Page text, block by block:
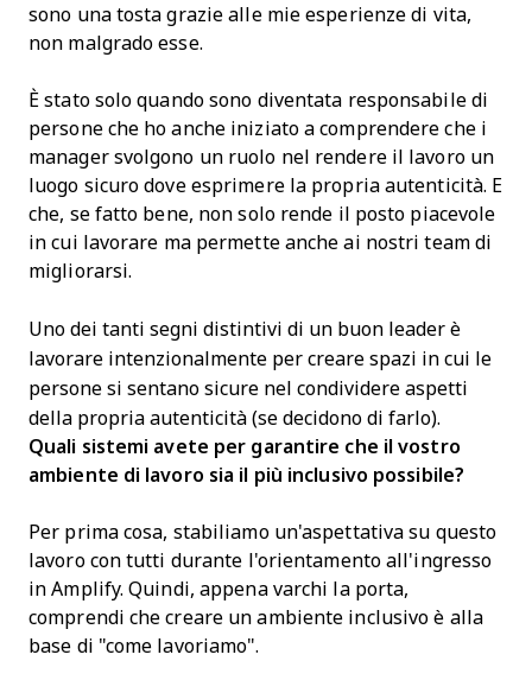
sono una tosta grazie alle mie esperienze di vita,
non malgrado esse.
È stato solo quando sono diventata responsabile di
persone che ho anche iniziato a comprendere che i
manager svolgono un ruolo nel rendere il lavoro un
luogo sicuro dove esprimere la propria autenticità. E
che, se fatto bene, non solo rende il posto piacevole
in cui lavorare ma permette anche ai nostri team di
migliorarsi.
Uno dei tanti segni distintivi di un buon leader è
lavorare intenzionalmente per creare spazi in cui le
persone si sentano sicure nel condividere aspetti
della propria autenticità (se decidono di farlo).
Quali sistemi avete per garantire che il vostro
ambiente di lavoro sia il più inclusivo possibile?
Per prima cosa, stabiliamo un'aspettativa su questo
lavoro con tutti durante l'orientamento all'ingresso
in Amplify. Quindi, appena varchi la porta,
comprendi che creare un ambiente inclusivo è alla
base di "come lavoriamo".